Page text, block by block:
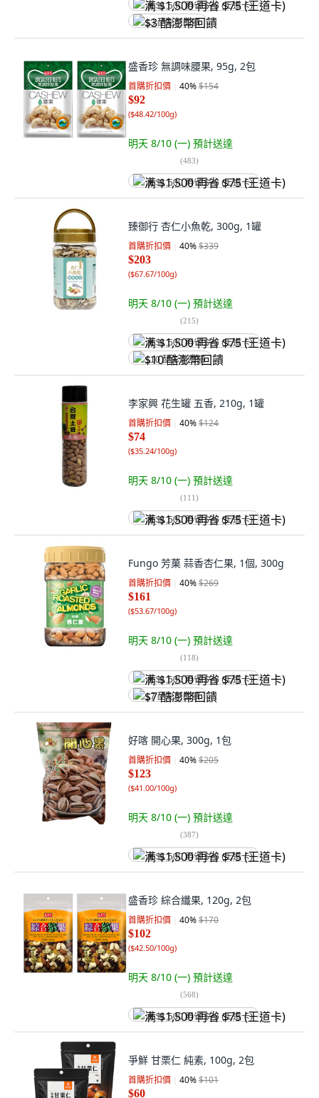
满 $1,500 再省 $75 (王道卡)
$3 酷澎幣回饋
盛香珍 無調味腰果, 95g, 2包
首購折扣價 40%$154
$92
($48.42/100g)
明天 8/10 (一) 預計送達
(483)
满 $1,500 再省 $75 (王道卡)
臻御行 杏仁小魚乾, 300g, 1罐
首購折扣價 40%$339
$203
($67.67/100g)
明天 8/10 (一) 預計送達
(215)
满 $1,500 再省 $75 (王道卡)
$10 酷澎幣回饋
李家興 花生罐 五香, 210g, 1罐
首購折扣價 40%$124
$74
($35.24/100g)
明天 8/10 (一) 預計送達
(111)
满 $1,500 再省 $75 (王道卡)
Fungo 芳菓 蒜香杏仁果, 1個, 300g
首購折扣價 40%$269
$161
($53.67/100g)
明天 8/10 (一) 預計送達
(118)
满 $1,500 再省 $75 (王道卡)
$7 酷澎幣回饋
好喀 開心果, 300g, 1包
首購折扣價 40%$205
$123
($41.00/100g)
明天 8/10 (一) 預計送達
(387)
满 $1,500 再省 $75 (王道卡)
盛香珍 綜合纖果, 120g, 2包
首購折扣價 40%$170
$102
($42.50/100g)
明天 8/10 (一) 預計送達
(568)
满 $1,500 再省 $75 (王道卡)
爭鮮 甘栗仁 純素, 100g, 2包
首購折扣價 40%$101
$60